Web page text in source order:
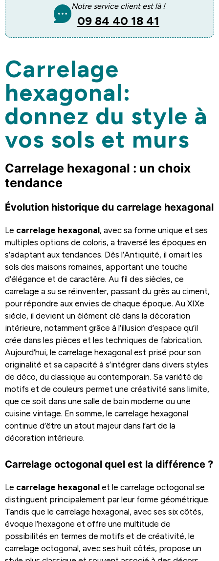
Notre service client est là !
09 84 40 18 41
Carrelage
hexagonal:
donnez du style à
vos sols et murs
Carrelage hexagonal : un choix
tendance
Évolution historique du carrelage hexagonal
Le carrelage hexagonal, avec sa forme unique et ses
multiples options de coloris, a traversé les époques en
s’adaptant aux tendances. Dès l’Antiquité, il ornait les
sols des maisons romaines, apportant une touche
d’élégance et de caractère. Au fil des siècles, ce
carrelage a su se réinventer, passant du grès au ciment,
pour répondre aux envies de chaque époque. Au XIXe
siècle, il devient un élément clé dans la décoration
intérieure, notamment grâce à l’illusion d’espace qu’il
crée dans les pièces et les techniques de fabrication.
Aujourd’hui, le carrelage hexagonal est prisé pour son
originalité et sa capacité à s’intégrer dans divers styles
de déco, du classique au contemporain. Sa variété de
motifs et de couleurs permet une créativité sans limite,
que ce soit dans une salle de bain moderne ou une
cuisine vintage. En somme, le carrelage hexagonal
continue d’être un atout majeur dans l’art de la
décoration intérieure.
Carrelage octogonal quel est la différence ?
Le carrelage hexagonal et le carrelage octogonal se
distinguent principalement par leur forme géométrique.
Tandis que le carrelage hexagonal, avec ses six côtés,
évoque l’hexagone et offre une multitude de
possibilités en termes de motifs et de créativité, le
carrelage octogonal, avec ses huit côtés, propose un